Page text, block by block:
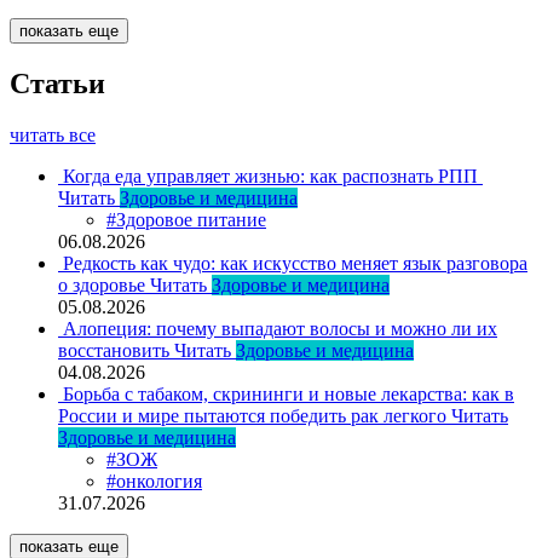
показать еще
Статьи
читать все
Когда еда управляет жизнью: как распознать РПП
Читать Здоровье и медицина
#Здоровое питание
06.08.2026
Редкость как чудо: как искусство меняет язык разговора
о здоровье Читать Здоровье и медицина
05.08.2026
Алопеция: почему выпадают волосы и можно ли их
восстановить Читать Здоровье и медицина
04.08.2026
Борьба с табаком, скрининги и новые лекарства: как в
России и мире пытаются победить рак легкого Читать
Здоровье и медицина
#ЗОЖ
#онкология
31.07.2026
показать еще